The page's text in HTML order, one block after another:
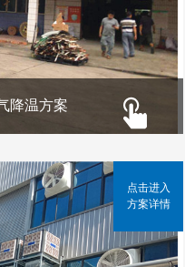
降温方案
点击进入
方案详情